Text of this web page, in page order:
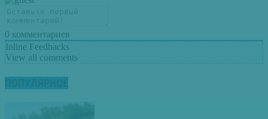
0 комментариев
Inline Feedbacks
View all comments
ПОПУЛЯРНОЕ